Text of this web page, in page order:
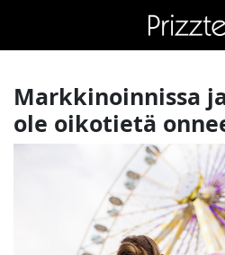
Markkinoinnissa
ole oikotietä